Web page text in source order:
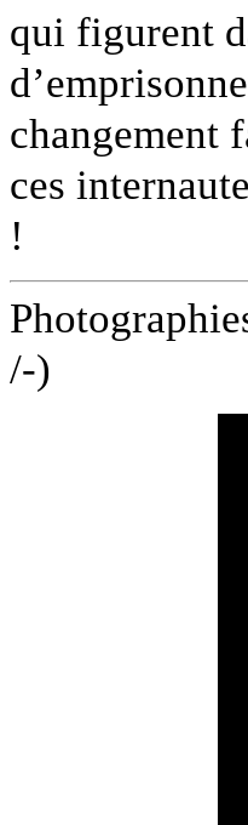
qui figurent
changement
ces
!
/-)